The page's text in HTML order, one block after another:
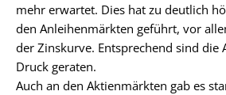
mehr erwartet. Dies hat zu deutlich
den Anleihenmärkten geführt, vor
der Zinskurve. Entsprechend sind die
Druck geraten.
Auch an den Aktienmärkten gab es